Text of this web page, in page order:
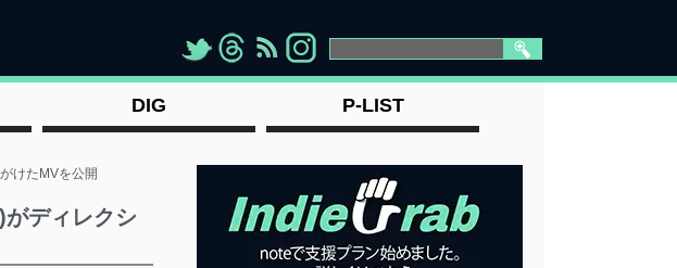
"> "> "> " >
DIG P-LIST
けたMVを公開
ディレクシ